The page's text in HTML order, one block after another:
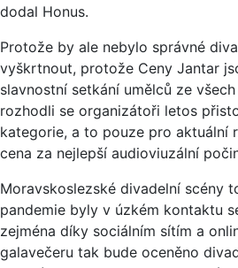
dodal Honus.
Protože by ale nebylo správné
vyškrtnout, protože Ceny Jantar
slavnostní setkání umělců ze
rozhodli se organizátoři letos
kategorie, a to pouze pro aktuální
cena za nejlepší audioviuzální
Moravskoslezské divadelní scény
pandemie byly v úzkém kontaktu
zejména díky sociálním sítím a
galavečeru tak bude oceněno